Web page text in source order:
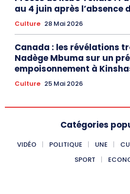
au 4 juin après l’absence
Culture 28 Mai 2026
Canada : les révélations
Nadège Mbuma sur un
empoisonnement à
Culture 25 Mai 2026
Catégories
VIDÉO POLITIQUE UNE
SPORT